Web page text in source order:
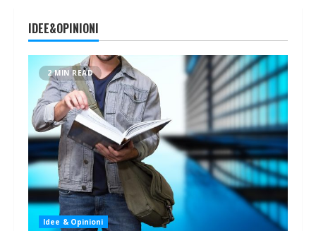
IDEE&OPINIONI
2 MIN READ
Idee & Opinioni